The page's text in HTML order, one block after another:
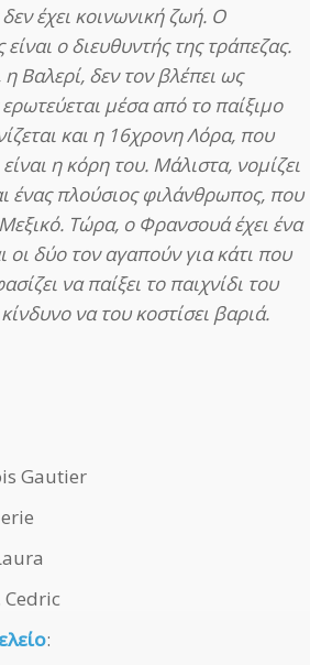
έχει κοινωνική ζωή. Ο
ο διευθυντής της τράπεζας.
Βαλερί, δεν τον βλέπει ως
μέσα από το παίξιμο
και η 16χρονη Λόρα, που
η κόρη του. Μάλιστα, νομίζει
ένας πλούσιος φιλάνθρωπος, που
Τώρα, ο Φρανσουά έχει ένα
δύο τον αγαπούν για κάτι που
να παίξει το παιχνίδι του
να του κοστίσει βαριά.
Gautier
: